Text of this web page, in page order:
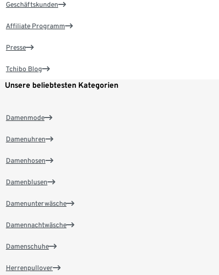
Geschäftskunden
Affiliate Programm
Presse
Tchibo Blog
Unsere beliebtesten Kategorien
Damenmode
Damenuhren
Damenhosen
Damenblusen
Damenunterwäsche
Damennachtwäsche
Damenschuhe
Herrenpullover